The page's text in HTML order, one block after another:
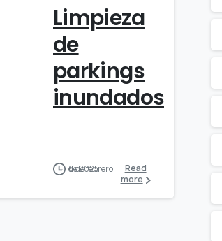
Limpieza
de
parkings
inundados
6 de febrero de 2025
Read
more